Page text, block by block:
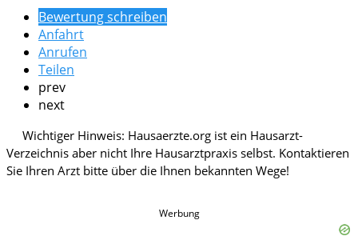
Bewertung schreiben
Anfahrt
Anrufen
Teilen
prev
next
Werbung